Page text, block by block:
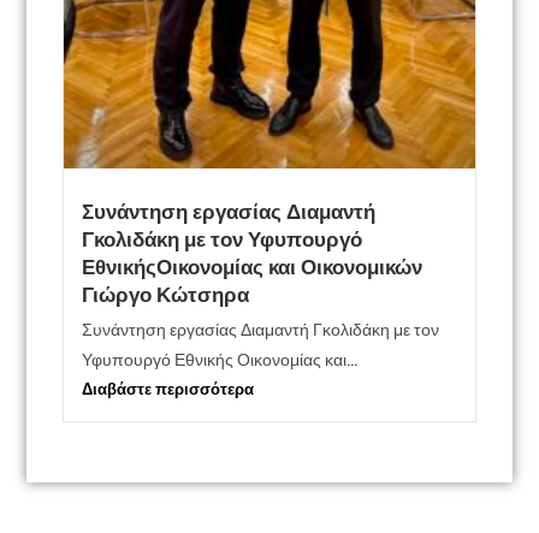
Συνάντηση εργασίας Διαμαντή
Γκολιδάκη με τον Υφυπουργό
ΕθνικήςΟικονομίας και Οικονομικών
Γιώργο Κώτσηρα
Συνάντηση εργασίας Διαμαντή Γκολιδάκη με τον
Υφυπουργό Εθνικής Οικονομίας και...
Διαβάστε περισσότερα